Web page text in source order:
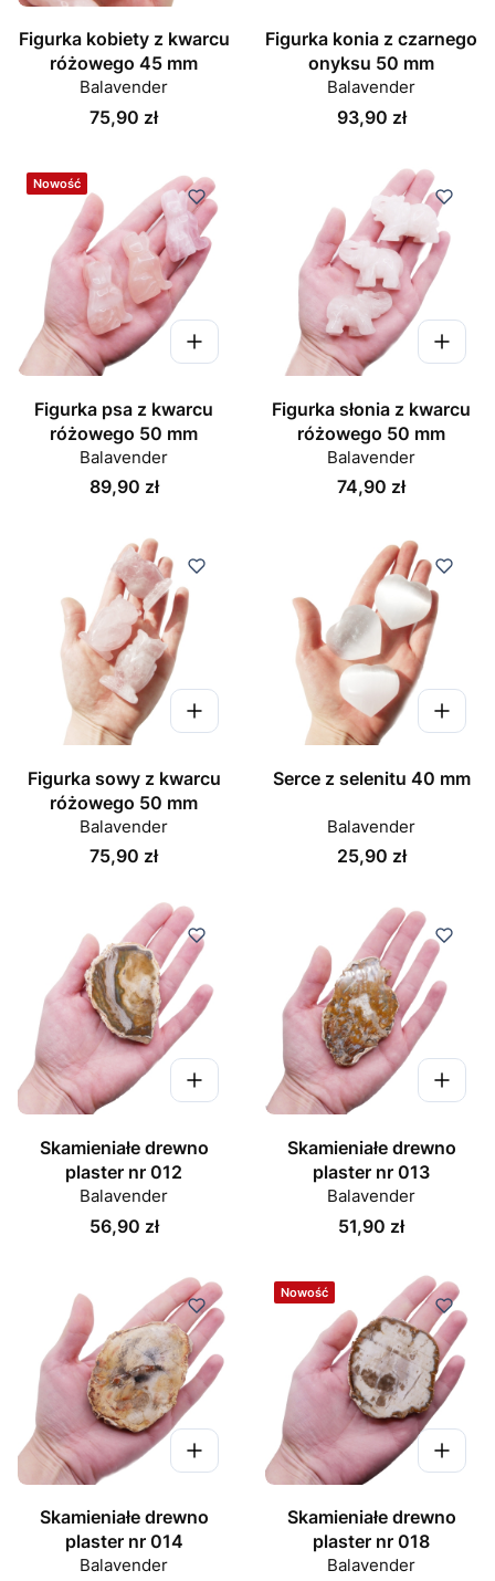
Figurka kobiety z kwarcu
różowego 45 mm
Balavender
Cena
75,90 zł
Figurka konia z czarnego
onyksu 50 mm
Balavender
Cena
93,90 zł
Nowość
Figurka psa z kwarcu
różowego 50 mm
Balavender
Cena
89,90 zł
Figurka słonia z kwarcu
różowego 50 mm
Balavender
Cena
74,90 zł
Figurka sowy z kwarcu
różowego 50 mm
Balavender
Cena
75,90 zł
Serce z selenitu 40 mm
Balavender
Cena
25,90 zł
Skamieniałe drewno
plaster nr 012
Balavender
Cena
56,90 zł
Skamieniałe drewno
plaster nr 013
Balavender
Cena
51,90 zł
Skamieniałe drewno
plaster nr 014
Balavender
Nowość
Skamieniałe drewno
plaster nr 018
Balavender